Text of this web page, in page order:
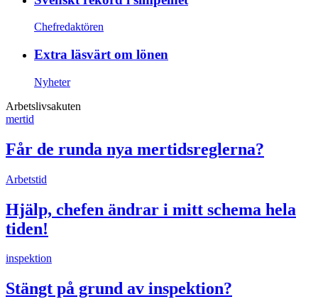
Chefredaktören
Extra läsvärt om lönen
Nyheter
Arbetslivsakuten
mertid
Får de runda nya mertidsreglerna?
Arbetstid
Hjälp, chefen ändrar i mitt schema hela
tiden!
inspektion
Stängt på grund av inspektion?